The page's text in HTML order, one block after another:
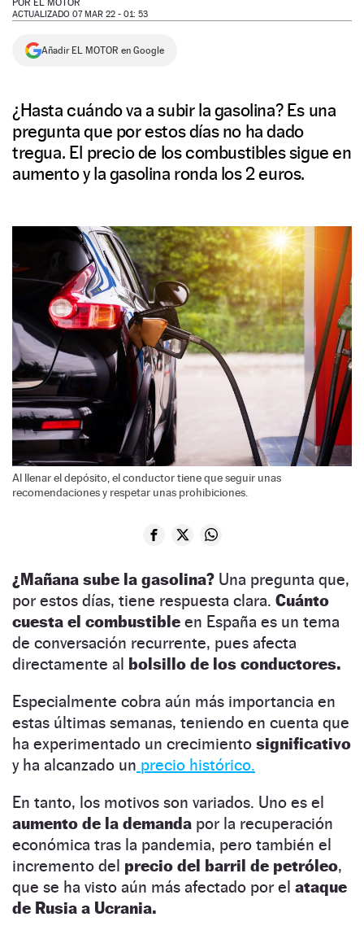
NEWSLETTER
POR EL MOTOR
ACTUALIZADO 07 MAR 22 - 01: 53
Añadir EL MOTOR en Google
¿Hasta cuándo va a subir la gasolina? Es una
pregunta que por estos días no ha dado
tregua. El precio de los combustibles sigue en
aumento y la gasolina ronda los 2 euros.
Al llenar el depósito, el conductor tiene que seguir unas
recomendaciones y respetar unas prohibiciones.
¿Mañana sube la gasolina? Una pregunta que,
por estos días, tiene respuesta clara. Cuánto
cuesta el combustible en España es un tema
de conversación recurrente, pues afecta
directamente al bolsillo de los conductores.
Especialmente cobra aún más importancia en
estas últimas semanas, teniendo en cuenta que
ha experimentado un crecimiento significativo
y ha alcanzado un precio histórico.
En tanto, los motivos son variados. Uno es el
aumento de la demanda por la recuperación
económica tras la pandemia, pero también el
incremento del precio del barril de petróleo,
que se ha visto aún más afectado por el ataque
de Rusia a Ucrania.